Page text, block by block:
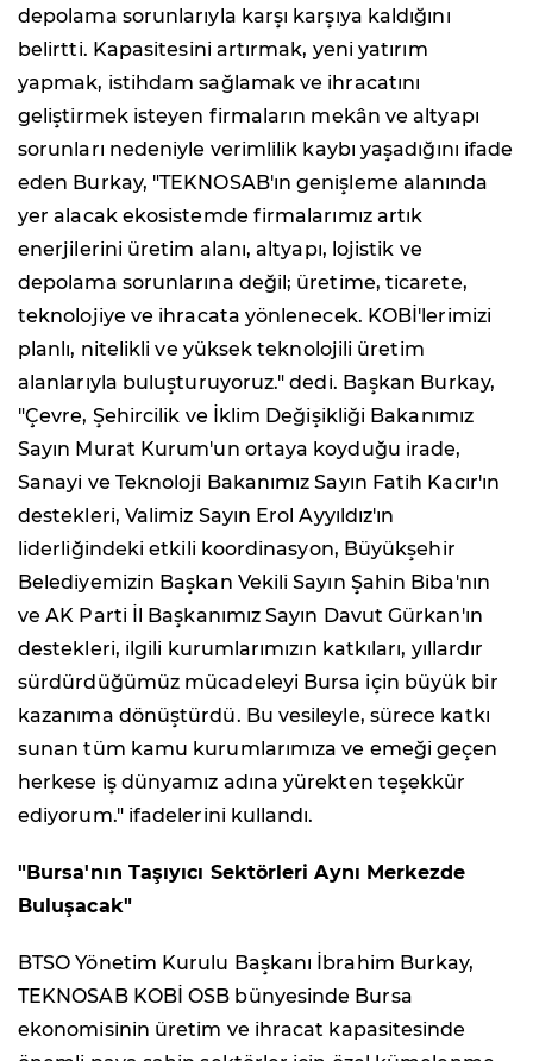
depolama sorunlarıyla karşı karşıya kaldığını
belirtti. Kapasitesini artırmak, yeni yatırım
yapmak, istihdam sağlamak ve ihracatını
geliştirmek isteyen firmaların mekân ve altyapı
sorunları nedeniyle verimlilik kaybı yaşadığını ifade
eden Burkay, "TEKNOSAB'ın genişleme alanında
yer alacak ekosistemde firmalarımız artık
enerjilerini üretim alanı, altyapı, lojistik ve
depolama sorunlarına değil; üretime, ticarete,
teknolojiye ve ihracata yönlenecek. KOBİ'lerimizi
planlı, nitelikli ve yüksek teknolojili üretim
alanlarıyla buluşturuyoruz." dedi. Başkan Burkay,
"Çevre, Şehircilik ve İklim Değişikliği Bakanımız
Sayın Murat Kurum'un ortaya koyduğu irade,
Sanayi ve Teknoloji Bakanımız Sayın Fatih Kacır'ın
destekleri, Valimiz Sayın Erol Ayyıldız'ın
liderliğindeki etkili koordinasyon, Büyükşehir
Belediyemizin Başkan Vekili Sayın Şahin Biba'nın
ve AK Parti İl Başkanımız Sayın Davut Gürkan'ın
destekleri, ilgili kurumlarımızın katkıları, yıllardır
sürdürdüğümüz mücadeleyi Bursa için büyük bir
kazanıma dönüştürdü. Bu vesileyle, sürece katkı
sunan tüm kamu kurumlarımıza ve emeği geçen
herkese iş dünyamız adına yürekten teşekkür
ediyorum." ifadelerini kullandı.
"Bursa'nın Taşıyıcı Sektörleri Aynı Merkezde
Buluşacak"
BTSO Yönetim Kurulu Başkanı İbrahim Burkay,
TEKNOSAB KOBİ OSB bünyesinde Bursa
ekonomisinin üretim ve ihracat kapasitesinde